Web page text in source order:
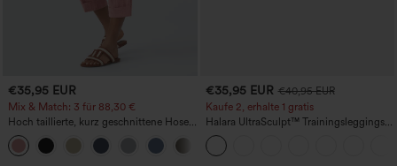
€35,95 EUR
Mix & Match: 3 für 88,30 €
Hoch taillierte, kurz geschnittene Hose
mit Reißverschlusstasche in Leinenoptik
€35,95 EUR €40,95 EUR
Kaufe 2, erhalte 1 gratis
Halara UltraSculpt™ Trainingsleggings
mit hohem Bund – raffende Push-up-
Po-Form, Bauchkontrolle, Taschen und
formende Passform